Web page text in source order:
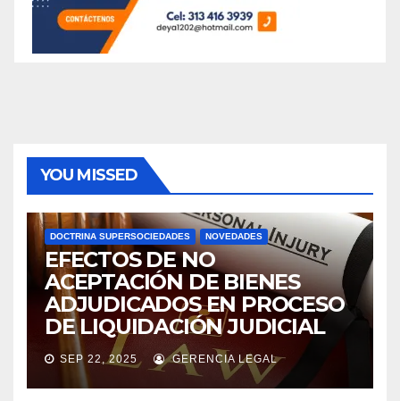
YOU MISSED
DOCTRINA SUPERSOCIEDADES NOVEDADES
EFECTOS DE NO
ACEPTACIÓN DE BIENES
ADJUDICADOS EN PROCESO
DE LIQUIDACIÓN JUDICIAL
SEP 22, 2025 GERENCIA LEGAL
ASAMBLEAS ACCIONISTAS DIVIDENDOS